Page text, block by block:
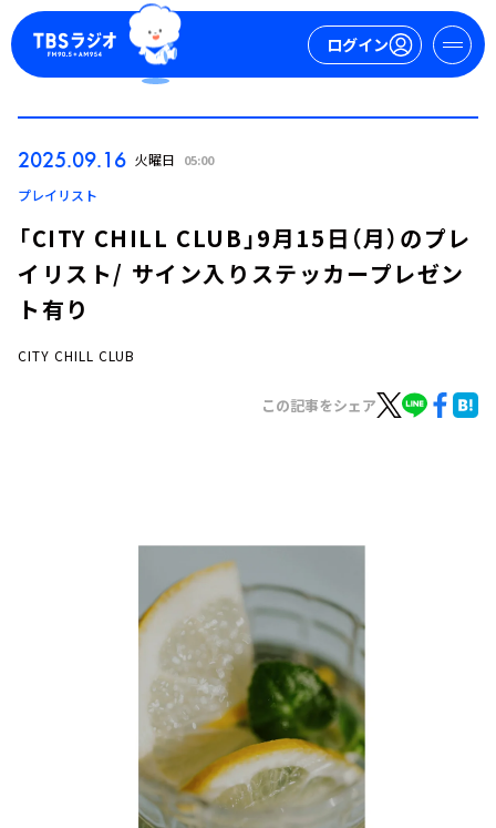
ログイン
2025.09.16 火曜日 05:00
プレイリスト
「CITY CHILL CLUB」9月15日（月）のプレ
イリスト/ サイン入りステッカープレゼン
ト有り
CITY CHILL CLUB
この記事をシェア